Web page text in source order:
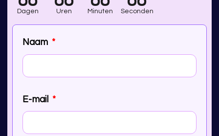
Dagen Uren Minuten Seconden
Naam
E-mail